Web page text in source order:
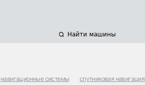
Найти машины
навигационные системы спутниковая навигация